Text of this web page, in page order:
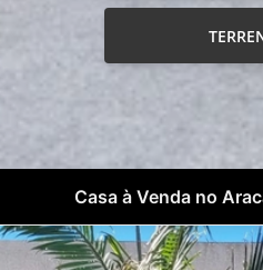
Casa à Venda no